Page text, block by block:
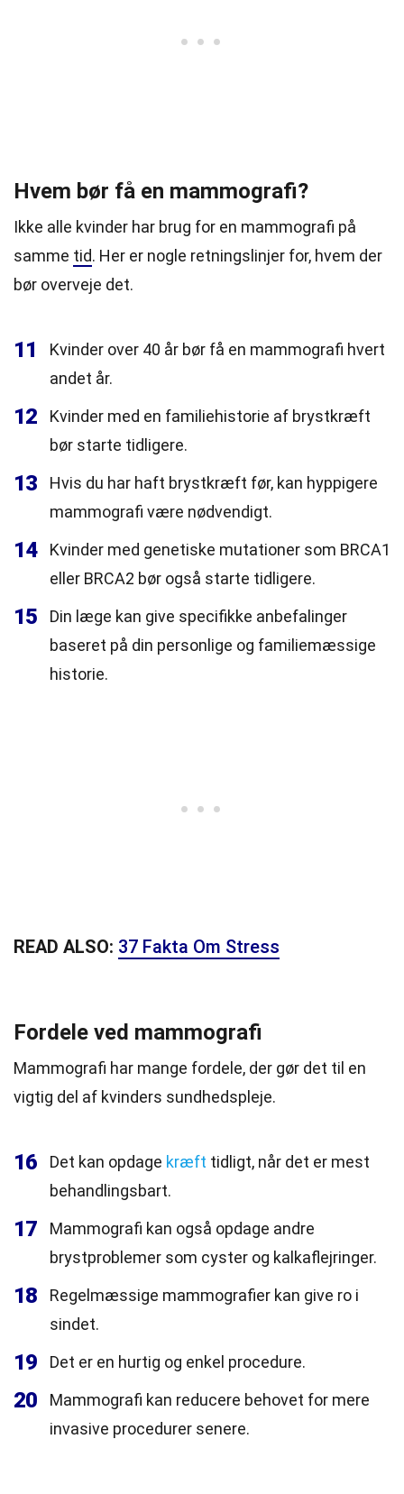
Hvem bør få en mammografi?
Ikke alle kvinder har brug for en mammografi på
samme tid. Her er nogle retningslinjer for, hvem der
bør overveje det.
11
Kvinder over 40 år bør få en mammografi hvert
andet år.
12
Kvinder med en familiehistorie af brystkræft
bør starte tidligere.
13
Hvis du har haft brystkræft før, kan hyppigere
mammografi være nødvendigt.
14
Kvinder med genetiske mutationer som BRCA1
eller BRCA2 bør også starte tidligere.
15
Din læge kan give specifikke anbefalinger
baseret på din personlige og familiemæssige
historie.
READ ALSO: 37 Fakta Om Stress
Fordele ved mammografi
Mammografi har mange fordele, der gør det til en
vigtig del af kvinders sundhedspleje.
16 Det kan opdage kræft tidligt, når det er mest
behandlingsbart.
17
Mammografi kan også opdage andre
brystproblemer som cyster og kalkaflejringer.
18
Regelmæssige mammografier kan give ro i
sindet.
19 Det er en hurtig og enkel procedure.
20
Mammografi kan reducere behovet for mere
invasive procedurer senere.